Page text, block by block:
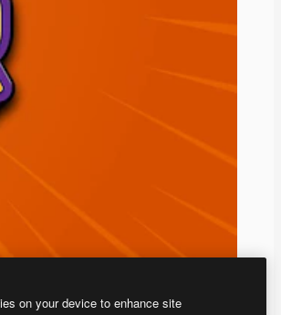
on your device to enhance site